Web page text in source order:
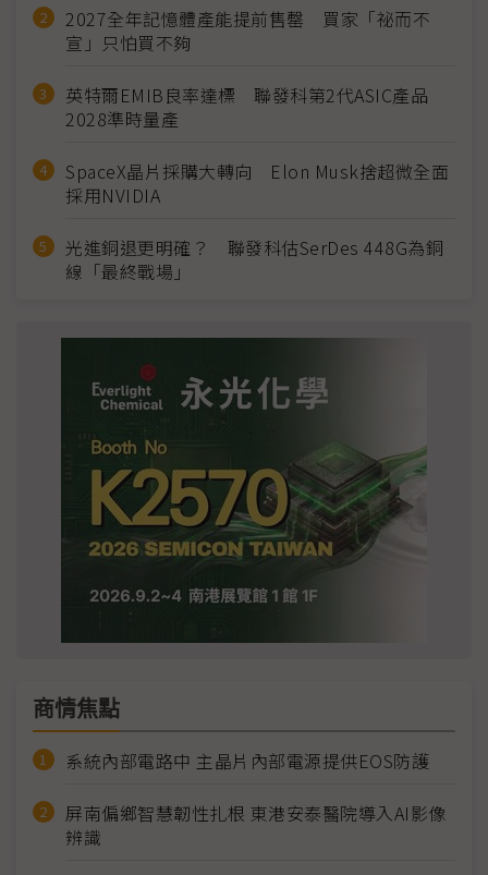
2027全年記憶體產能提前售罄 買家「祕而不
宣」只怕買不夠
英特爾EMIB良率達標 聯發科第2代ASIC產品
2028準時量產
SpaceX晶片採購大轉向 Elon Musk捨超微全面
採用NVIDIA
光進銅退更明確？ 聯發科估SerDes 448G為銅
線「最終戰場」
商情焦點
系統內部電路中 主晶片內部電源提供EOS防護
屏南偏鄉智慧韌性扎根 東港安泰醫院導入AI影像
辨識